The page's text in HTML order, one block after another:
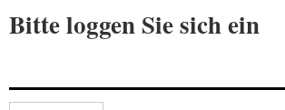
Bitte loggen Sie sich ein